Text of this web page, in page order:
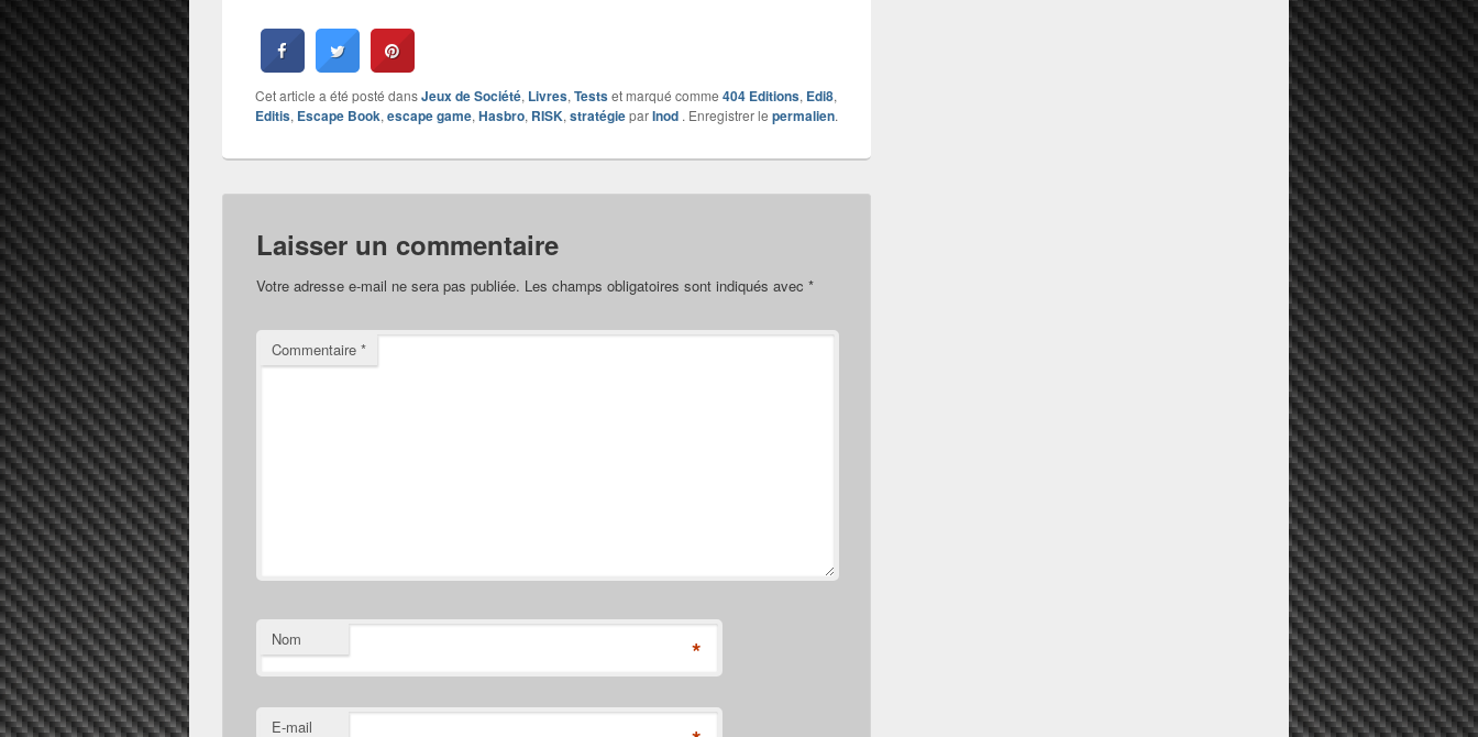
Cet article a été posté dansJeux de Société, Livres, Testset marqué comme 404 Editions, Edi8,
Editis, Escape Book, escape game, Hasbro, RISK, stratégieparInod . Enregistrer le permalien.
Laisser un commentaire
Votre adresse e-mail ne sera pas publiée. Les champs obligatoires sont indiqués avec *
Commentaire *
Nom *
E-mail